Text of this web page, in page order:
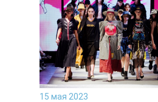
15 мая 2023